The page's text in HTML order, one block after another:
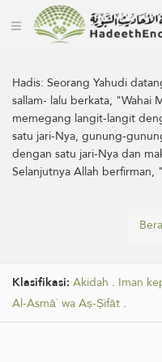
Hadis:Seorang Yahudi
sallam- lalu berkata, "Wahai
memegang langit-langit
satu jari-Nya, gunung-
dengan satu jari-Nya dan
Selanjutnya Allah berfirman,
Klasifikasi: Akidah . Iman
Al-Asmā` wa Aṣ-Ṣifāt .